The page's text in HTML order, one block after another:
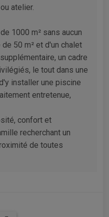
atelier.
1000 m² sans aucun
50 m² et d'un chalet
un cadre
le tout dans une
installer une piscine
entretenue,
confort et
recherchant un
de toutes